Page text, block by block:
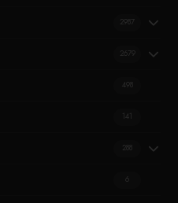
2987
2679
498
141
288
6